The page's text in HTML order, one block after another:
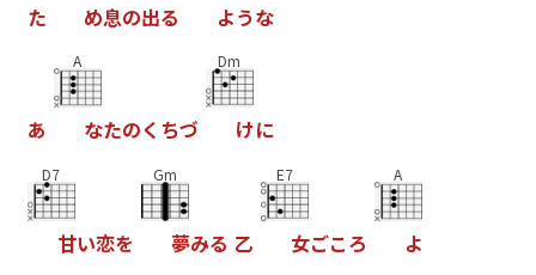
た め息の出る ような
あ
A
なたのく ちづ
Dm
けに
D7
甘い恋を
Gm
夢みる 乙
E7
女ごころ
A
よ